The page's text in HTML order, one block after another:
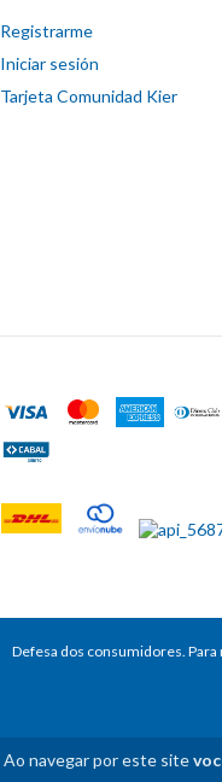
Ao navegar por este site
Registrarme
Iniciar sesión
Tarjeta Comunidad Kier
Defesa dos consumidores. Para